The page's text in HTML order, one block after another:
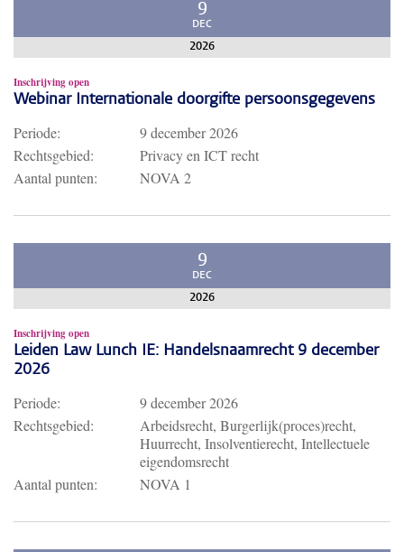
9
DEC
2026
Inschrijving open
Webinar Internationale doorgifte persoonsgegevens
Periode:
9 december 2026
Rechtsgebied:
Privacy en ICT recht
Aantal punten:
NOVA 2
9
DEC
2026
Inschrijving open
Leiden Law Lunch IE: Handelsnaamrecht 9 december
2026
Periode:
9 december 2026
Rechtsgebied:
Arbeidsrecht, Burgerlijk(proces)recht,
Huurrecht, Insolventierecht, Intellectuele
eigendomsrecht
Aantal punten:
NOVA 1